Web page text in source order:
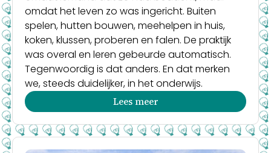
omdat het leven zo was ingericht. Buiten
spelen, hutten bouwen, meehelpen in huis,
koken, klussen, proberen en falen. De praktijk
was overal en leren gebeurde automatisch.
Tegenwoordig is dat anders. En dat merken
we, steeds duidelijker, in het onderwijs.
Lees meer